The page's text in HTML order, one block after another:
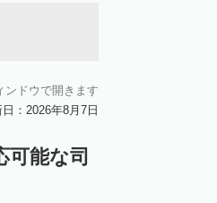
ンドウで開きます
：2026年8月7日
可能な司